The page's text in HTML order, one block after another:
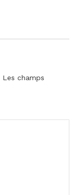
Les champs